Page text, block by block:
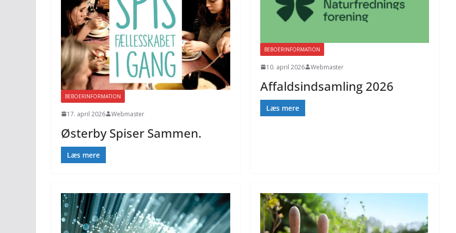
BEBOERINFORMATION
17. april 2026 Webmaster
Østerby Spiser Sammen.
Læs mere
BEBOERINFORMATION
10. april 2026 Webmaster
Affaldsindsamling 2026
Læs mere